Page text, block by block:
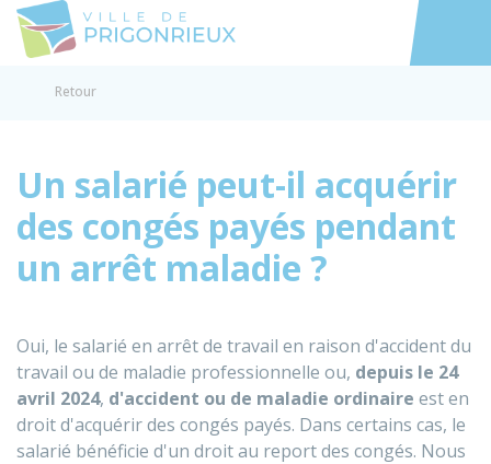
Accéder
Retour
Un salarié peut-il acquérir
des congés payés pendant
un arrêt maladie ?
Oui, le salarié en arrêt de travail en raison d'accident du
travail ou de maladie professionnelle ou, depuis le 24
avril 2024, d'accident ou de maladie ordinaire est en
droit d'acquérir des congés payés. Dans certains cas, le
salarié bénéficie d'un droit au report des congés. Nous